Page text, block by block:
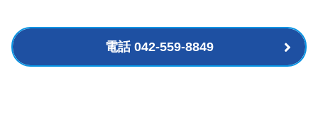
電話 042-559-8849